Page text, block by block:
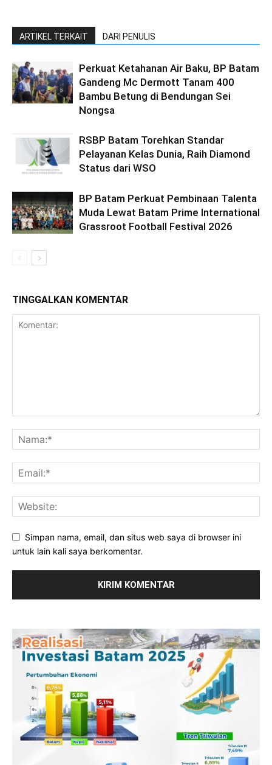
ARTIKEL TERKAIT DARI PENULIS
Perkuat Ketahanan Air Baku, BP Batam
Gandeng Mc Dermott Tanam 400
Bambu Betung di Bendungan Sei
Nongsa
RSBP Batam Torehkan Standar
Pelayanan Kelas Dunia, Raih Diamond
Status dari WSO
BP Batam Perkuat Pembinaan Talenta
Muda Lewat Batam Prime International
Grassroot Football Festival 2026
TINGGALKAN KOMENTAR
Simpan nama, email, dan situs web saya di browser ini
untuk lain kali saya berkomentar.